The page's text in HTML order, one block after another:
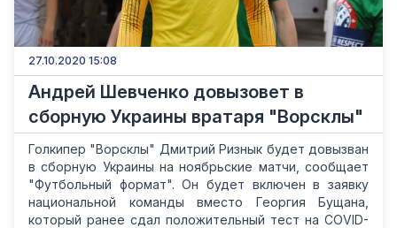
27.10.2020 15:08
Андрей Шевченко довызовет в
сборную Украины вратаря "Ворсклы"
Голкипер "Ворсклы" Дмитрий Ризнык будет довызван
в сборную Украины на ноябрьские матчи, сообщает
"Футбольный формат". Он будет включен в заявку
национальной команды вместо Георгия Бущана,
который ранее сдал положительный тест на COVID-